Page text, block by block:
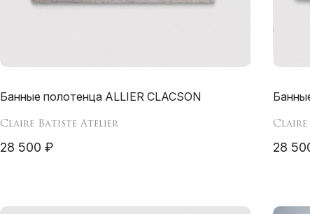
Банные полотенца ALLIER CLACSON
Claire Batiste Atelier
28 500 ₽
28